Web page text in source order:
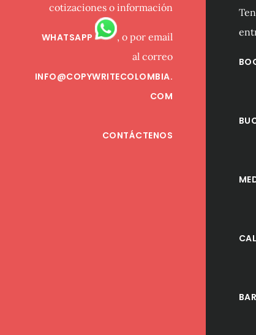
cotizaciones o información
WHATSAPP
, o por email
al correo
INFO@COPYWRITECOLOMBIA.
COM
CONTÁCTENOS